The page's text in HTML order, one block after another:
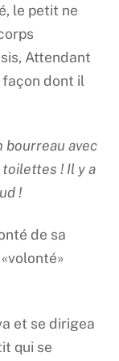
le petit ne
Attendant
dont il
bourreau avec
toilettes ! Il y a
!
de sa
et se dirigea
qui se